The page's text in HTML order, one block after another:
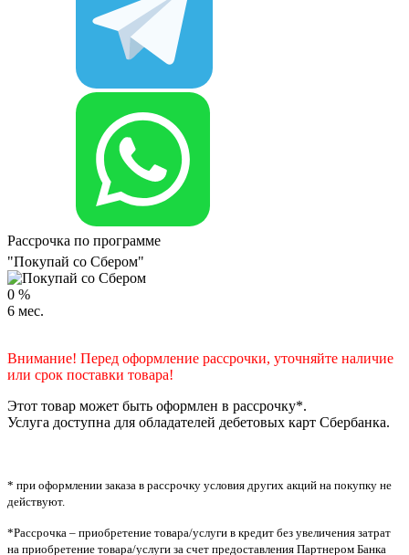
Рассрочка по программе
"Покупай со Сбером"
0 %
6 мес.
Внимание! Перед оформление рассрочки, уточняйте наличие
или срок поставки товара!
Этот товар может быть оформлен в рассрочку*.
Услуга доступна для обладателей дебетовых карт Сбербанка.
* при оформлении заказа в рассрочку условия других акций на покупку не
действуют.
*Рассрочка – приобретение товара/услуги в кредит без увеличения затрат
на приобретение товара/услуги за счет предоставления Партнером Банка